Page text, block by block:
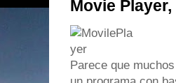
Movie
Parece que